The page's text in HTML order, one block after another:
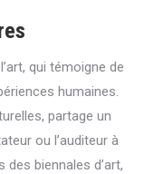
qui témoigne de
humaines.
partage un
ou l’auditeur à
biennales d’art,